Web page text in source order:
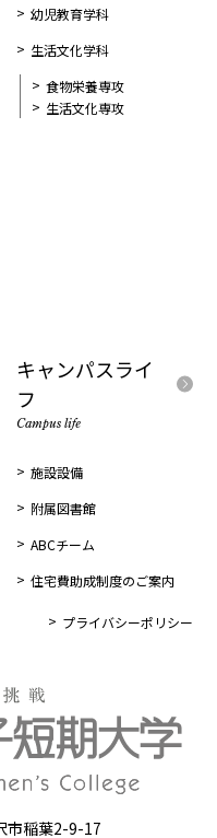
幼児教育学科
生活文化学科
食物栄養専攻
生活文化専攻
キャンパスライ
フ
Campus life
施設設備
附属図書館
ABCチーム
住宅費助成制度のご案内
プライバシーポリシー
市稲葉2-9-17